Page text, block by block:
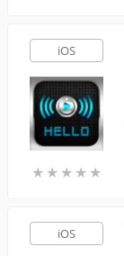
iOS
★ ★ ★ ★ ★
★ ★ ★ ★ ★
iOS